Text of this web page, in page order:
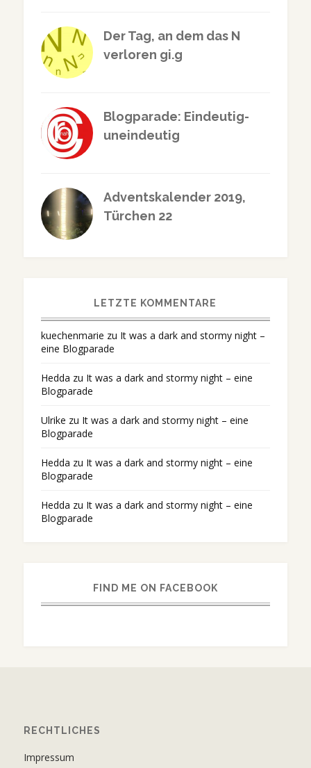
Der Tag, an dem das N
verloren gi.g
Blogparade: Eindeutig-
uneindeutig
Adventskalender 2019,
Türchen 22
LETZTE KOMMENTARE
kuechenmarie zu It was a dark and stormy night –
eine Blogparade
Hedda zu It was a dark and stormy night – eine
Blogparade
Ulrike zu It was a dark and stormy night – eine
Blogparade
Hedda zu It was a dark and stormy night – eine
Blogparade
Hedda zu It was a dark and stormy night – eine
Blogparade
FIND ME ON FACEBOOK
RECHTLICHES
Impressum